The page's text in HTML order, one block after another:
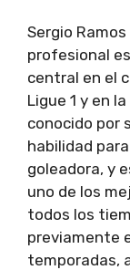
Sergio
profesional
central en el
Ligue 1 y en
conocido por
habilidad
goleadora, y
uno de los
todos los
previamente
temporadas,